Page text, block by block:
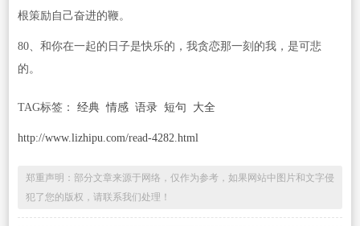
根策励自己奋进的鞭。
80、和你在一起的日子是快乐的，我贪恋那一刻的我，是可悲
的。
TAG标签： 经典 情感 语录 短句 大全
http://www.lizhipu.com/read-4282.html
郑重声明：部分文章来源于网络，仅作为参考，如果网站中图片和文字侵
犯了您的版权，请联系我们处理！